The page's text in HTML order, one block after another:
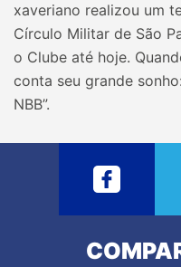
xaveriano realizou um
Círculo Militar de São
o Clube até hoje.
conta seu grande
NBB”.